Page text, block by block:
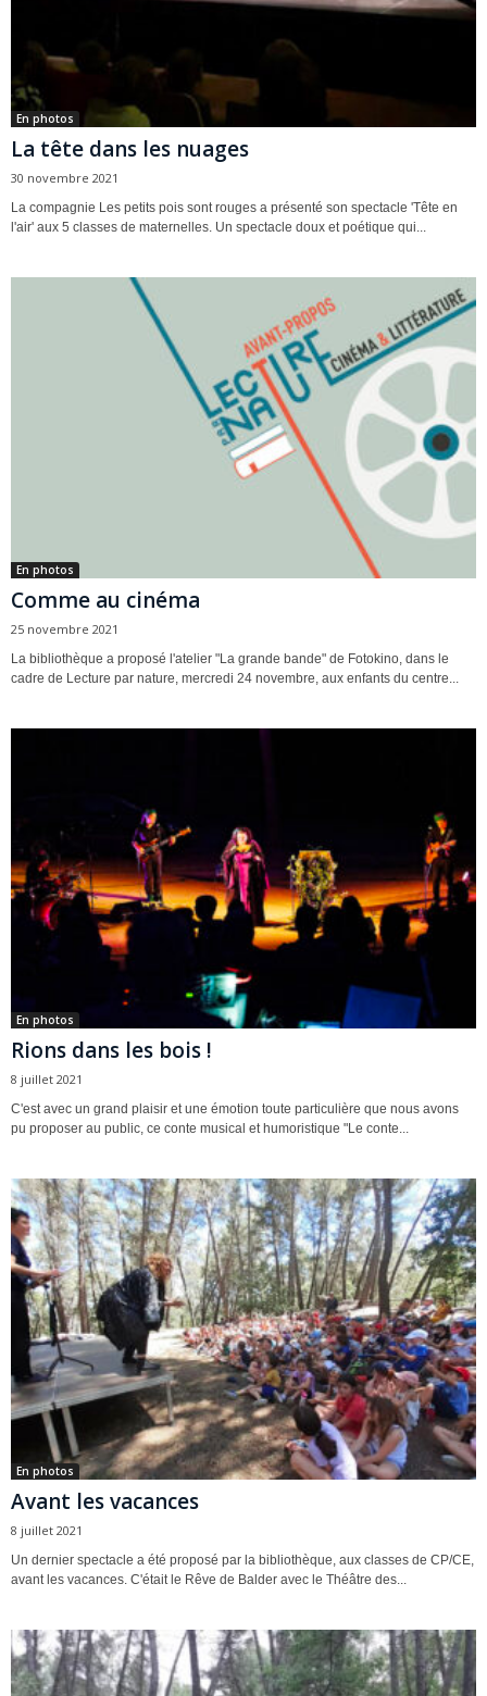
En photos
La tête dans les nuages
30 novembre 2021
La compagnie Les petits pois sont rouges a présenté son spectacle 'Tête en
l'air' aux 5 classes de maternelles. Un spectacle doux et poétique qui...
En photos
Comme au cinéma
25 novembre 2021
La bibliothèque a proposé l'atelier "La grande bande" de Fotokino, dans le
cadre de Lecture par nature, mercredi 24 novembre, aux enfants du centre...
En photos
Rions dans les bois !
8 juillet 2021
C'est avec un grand plaisir et une émotion toute particulière que nous avons
pu proposer au public, ce conte musical et humoristique "Le conte...
En photos
Avant les vacances
8 juillet 2021
Un dernier spectacle a été proposé par la bibliothèque, aux classes de CP/CE,
avant les vacances. C'était le Rêve de Balder avec le Théâtre des...